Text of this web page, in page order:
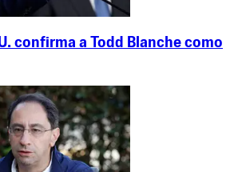
confirma a Todd Blanche como